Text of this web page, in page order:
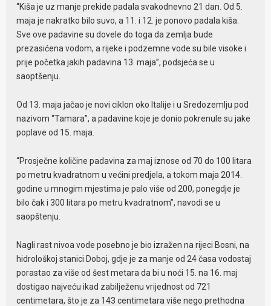
“Kiša je uz manje prekide padala svakodnevno 21 dan. Od 5.
maja je nakratko bilo suvo, a 11. i 12. je ponovo padala kiša.
Sve ove padavine su dovele do toga da zemlja bude
prezasićena vodom, a rijeke i podzemne vode su bile visoke i
prije početka jakih padavina 13. maja”, podsjeća se u
saoptšenju.
Od 13. maja jačao je novi ciklon oko Italije i u Sredozemlju pod
nazivom “Tamara”, a padavine koje je donio pokrenule su jake
poplave od 15. maja.
“Prosječne količine padavina za maj iznose od 70 do 100 litara
po metru kvadratnom u većini predjela, a tokom maja 2014.
godine u mnogim mjestima je palo više od 200, ponegdje je
bilo čak i 300 litara po metru kvadratnom”, navodi se u
saopštenju.
Nagli rast nivoa vode posebno je bio izražen na rijeci Bosni, na
hidrološkoj stanici Doboj, gdje je za manje od 24 časa vodostaj
porastao za više od šest metara da bi u noći 15. na 16. maj
dostigao najveću ikad zabilježenu vrijednost od 721
centimetara, što je za 143 centimetara više nego prethodna